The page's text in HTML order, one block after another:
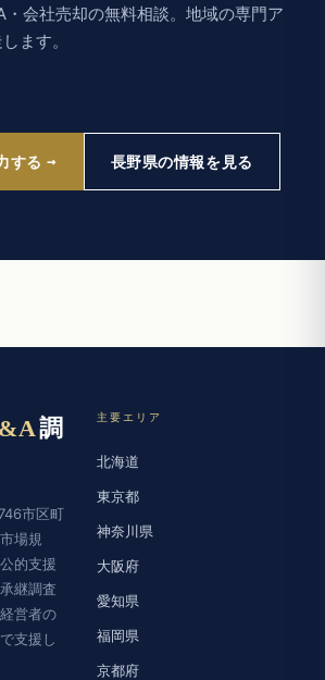
会社売却の無料相談。地域の専門ア
ます。
する 長野県の情報を見る
調
市区町
場規
的支援
継調査
営者の
支援し
主要エリア
北海道
東京都
神奈川県
大阪府
愛知県
福岡県
京都府